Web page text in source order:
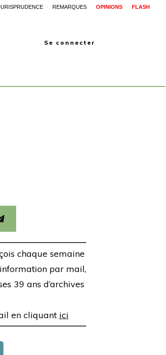
REMARQUES OPINIONS FLASH
Se connecter
chaque semaine
par mail,
39 ans d’archives
en cliquant ici